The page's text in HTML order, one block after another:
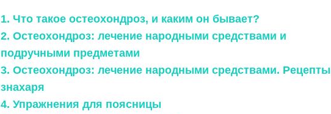
1. Что такое остеохондроз, и каким он бывает?
2. Остеохондроз: лечение народными средствами и
подручными предметами
3. Остеохондроз: лечение народными средствами. Рецепты
знахаря
4. Упражнения для поясницы